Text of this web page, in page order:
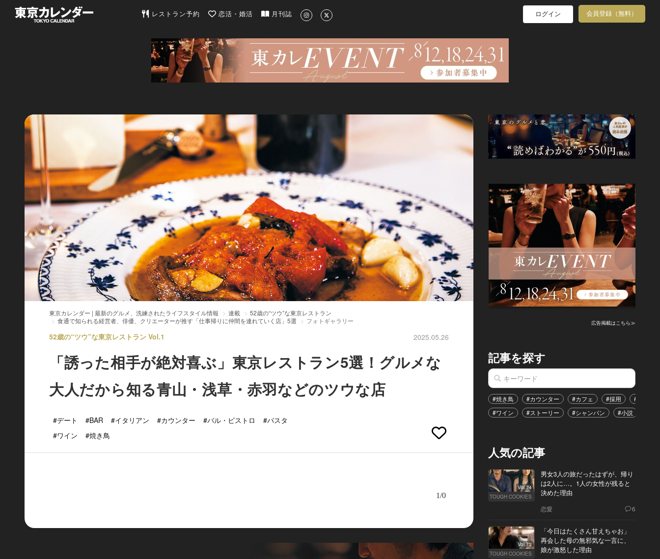
東京カレンダー | 最新のグルメ、洗練されたライフスタイル情報
レストラン予約 恋活・婚活 月刊誌 ログイン 会員登録（無料）
東京カレンダー | 最新のグルメ、洗練されたライフスタイル情報 連載
52歳の“ツウ”な東京レストラン
食通で知られる経営者、俳優、クリエーターが推す「仕事帰りに仲間を連れていく店」5選
フォトギャラリー
52歳の“ツウ”な東京レストラン Vol.1 2025.05.26
「誘った相手が絶対喜ぶ」東京レストラン5選！グルメな
大人だから知る青山・浅草・赤羽などのツウな店
#デート #BAR #イタリアン #カウンター #バル・ビストロ
#パスタ
#ワイン
#焼き鳥
1/0
広告掲載はこちら≫
記事を探す
#焼き鳥 #カウンター #カフェ #採用
#恋愛
#ワイン
#ストーリー #シャンパン #小説
人気の記事
Vol.74
TOUGH COOKIES
男女3人の旅だったはずが、帰り
は2人に…。1人の女性が残ると
決めた理由
恋愛 6
Vol.73
TOUGH COOKIES
「今日はたくさん甘えちゃお」
再会した母の無邪気な一言に、
娘が激怒した理由